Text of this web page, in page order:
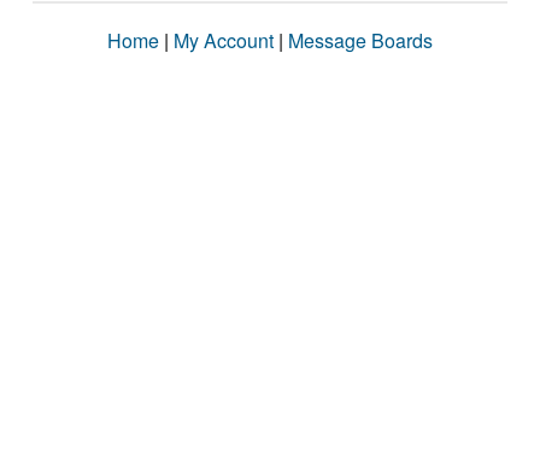
Home | My Account | Message Boards